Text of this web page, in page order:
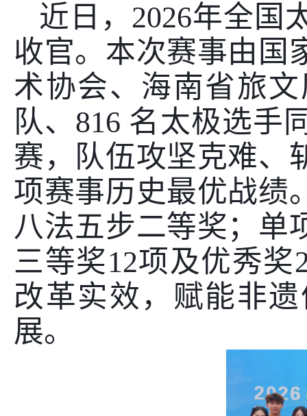
近日， 2026年全国
收官。本次赛事由国
术协会、海南省旅
队、 816 名太极选手
赛，队伍攻坚克难、
项赛事历史最优战绩
八法五步二等奖；单
三等奖12项及优秀奖
改革实效，赋能非
展。